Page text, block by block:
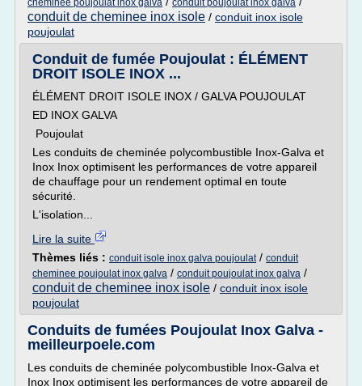
cheminee poujoulat inox galva
conduit poujoulat inox galva
conduit de cheminee inox isole / conduit inox isole
poujoulat
Conduit de fumée Poujoulat : ÉLÉMENT
DROIT ISOLE INOX ...
ÉLÉMENT DROIT ISOLE INOX / GALVA POUJOULAT
ED INOX GALVA
Poujoulat
Les conduits de cheminée polycombustible Inox-Galva et
Inox Inox optimisent les performances de votre appareil
de chauffage pour un rendement optimal en toute
sécurité.
L'isolation...
Lire la suite
Thèmes liés : conduit isole inox galva poujoulat/ conduit
cheminee poujoulat inox galva / conduit poujoulat inox galva /
conduit de cheminee inox isole / conduit inox isole
poujoulat
Conduits de fumées Poujoulat Inox Galva -
meilleurpoele.com
Les conduits de cheminée polycombustible Inox-Galva et
Inox Inox optimisent les performances de votre appareil de